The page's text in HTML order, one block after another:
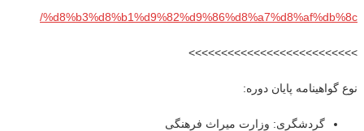
%d8%b3%d8%b1%d9%82%d9%86%d8%a7%d8%af%db%8c/
>>>>>>>>>>>>>>>>>>>>>>>>>>
نوع گواهینامه پایان دوره:
گردشگری: وزارت میراث فرهنگی